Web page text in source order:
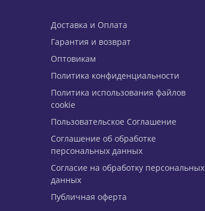
Доставка и Оплата
Гарантия и возврат
Оптовикам
Политика конфиденциальности
Политика использования файлов
cookie
Пользовательское Соглашение
Соглашение об обработке
персональных данных
Согласие на обработку персональных
данных
Публичная оферта